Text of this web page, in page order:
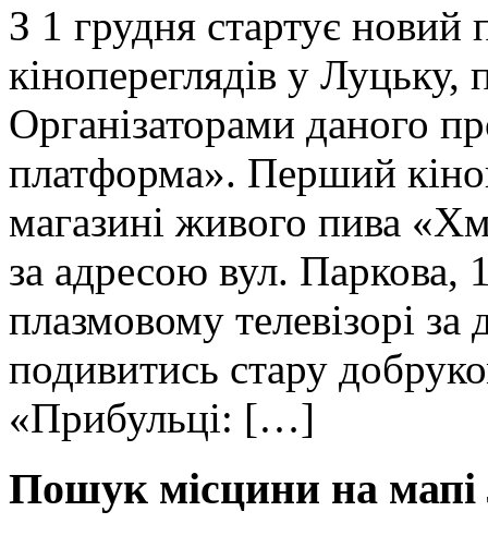
З 1 грудня стартує новий
кінопереглядів у Луцьку,
Організаторами даного
платформа». Перший
магазині живого пива
за адресою вул.
плазмовому телевізорі
подивитись стару
«Прибульці: […]
Пошук місцини на